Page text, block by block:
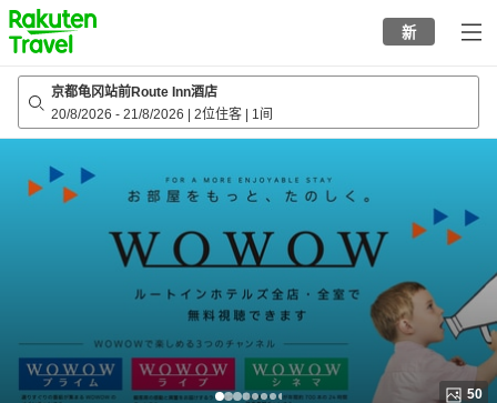
to
top
page
新
京都龟冈站前Route Inn酒店
20/8/2026 - 21/8/2026 2位住客 1间
50